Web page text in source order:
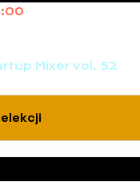
Mixer vol. 52